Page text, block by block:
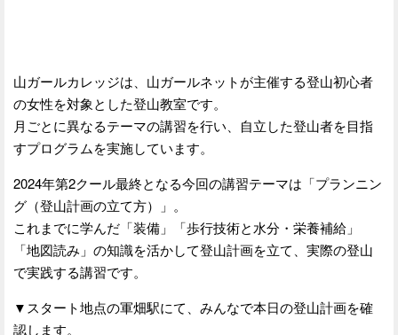
山ガールカレッジは、山ガールネットが主催する登山初心者
の女性を対象とした登山教室です。
月ごとに異なるテーマの講習を行い、自立した登山者を目指
すプログラムを実施しています。
2024年第2クール最終となる今回の講習テーマは「プランニン
グ（登山計画の立て方）」。
これまでに学んだ「装備」「歩行技術と水分・栄養補給」
「地図読み」の知識を活かして登山計画を立て、実際の登山
で実践する講習です。
▼スタート地点の軍畑駅にて、みんなで本日の登山計画を確
認します。